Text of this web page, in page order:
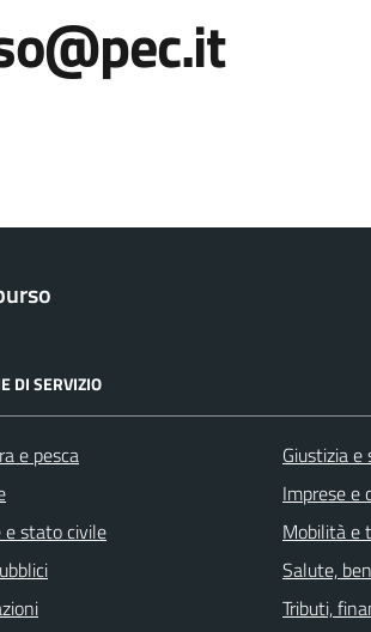
DI SERVIZIO
e pesca
e stato civile
Giustizia e
Imprese e
Mobilità e
Salute,
Tributi,